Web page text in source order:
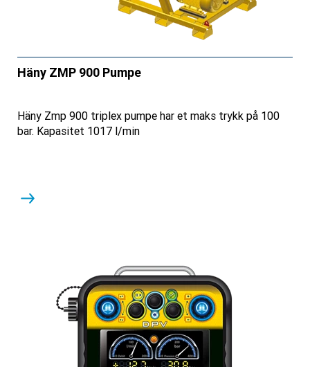
Häny ZMP 900 Pumpe
Häny Zmp 900 triplex pumpe har et maks trykk på 100
bar. Kapasitet 1017 l/min